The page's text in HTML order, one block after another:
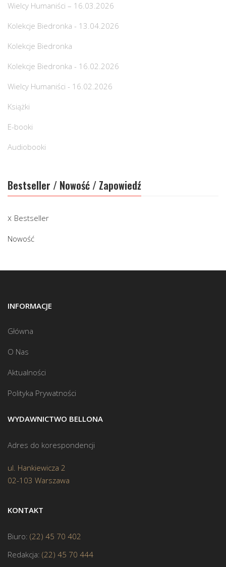
Wielcy Humaniści – 16.03.2026
Kolekcje Biedronka - 13.04.2026
Kolekcje Biedronka
Kolekcje Biedronka - 16.02.2026
Wielcy Humaniści - 16.02.2026
Książki
E-booki
Audiobooki
Bestseller / Nowość / Zapowiedź
Bestseller
Nowość
INFORMACJE
Główna
O Nas
Aktualności
Polityka Prywatności
WYDAWNICTWO BELLONA
Adres do korespondencji
ul. Hankiewicza 2
02-103 Warszawa
KONTAKT
Biuro: (22) 45 70 402
Redakcja: (22) 45 70 444